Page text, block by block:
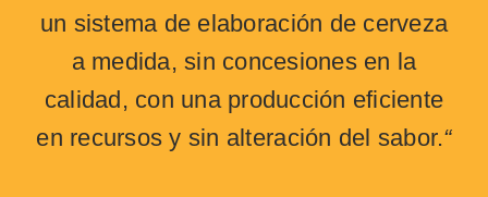
un sistema de elaboración de cerveza
a medida, sin concesiones en la
calidad, con una producción eficiente
en recursos y sin alteración del sabor.“